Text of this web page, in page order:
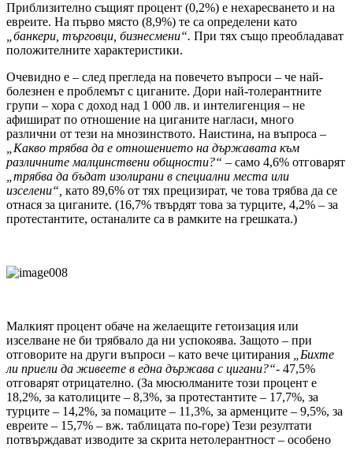
Приблизително същият процент (0,2%) е нехаресването и на
евреите. На първо място (8,9%) те са определени като
„банкери, търговци, бизнесмени“. При тях също преобладават
положителните характеристики.
Очевидно е – след прегледа на повечето въпроси – че най-
болезнен е проблемът с циганите. Дори най-толерантните
групи – хора с доход над 1 000 лв. и интелигенция – не
афишират по отношение на циганите нагласи, много
различни от тези на мнозинството. Наистина, на въпроса –
„Какво трябва да е отношението на държавата към
различните малцинствени общности?“ – само 4,6% отговарят
„трябва да бъдат изолирани в специални места или
изселени“, като 89,6% от тях прецизират, че това трябва да се
отнася за циганите. (16,7% твърдят това за турците, 4,2% – за
протестантите, останалите са в рамките на грешката.)
Малкият процент обаче на желаещите гетоизация или
изселване не би трябвало да ни успокоява. Защото – при
отговорите на други въпроси – като вече цитирания
„Бихте
ли приели да живеете в една държава с цигани?“- 47,5%
отговарят отрицателно. (За мюсюлманите този процент е
18,2%, за католиците – 8,3%, за протестантите – 17,7%, за
турците – 14,2%, за помаците – 11,3%, за арменците – 9,5%, за
евреите – 15,7% – вж. таблицата по-горе) Тези резултати
потвърждават изводите за скрита нетолерантност – особено